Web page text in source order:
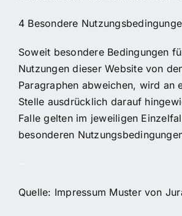
4 Besondere
Soweit besondere Bedingungen
Nutzungen dieser Website von
Paragraphen abweichen, wird an
Stelle ausdrücklich darauf
Falle gelten im jeweiligen
besonderen
Quelle: Impressum Muster von